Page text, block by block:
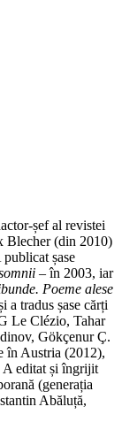
șef al revistei
Blecher (din 2010)
șase
– în 2003, iar
Poeme alese
a tradus șase cărți
Le Clézio, Tahar
Gökçenur Ç.
în Austria (2012),
A editat și îngrijit
(generația
Abăluță,